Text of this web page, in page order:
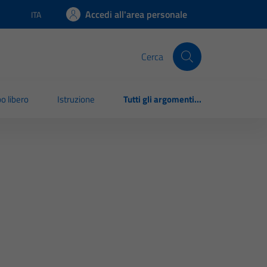
Lingua attiva:
ITA Accedi all'area personale
Cerca
libero Istruzione Tutti gli argomenti...